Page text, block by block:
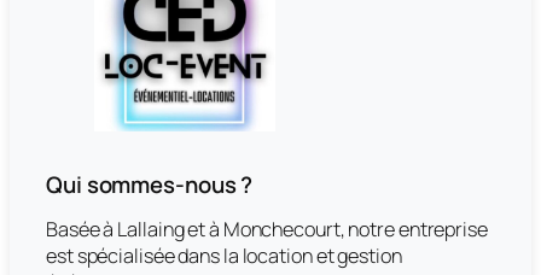
Qui sommes-nous ?
Basée à Lallaing et à Monchecourt, notre entreprise
est spécialisée dans la location et gestion